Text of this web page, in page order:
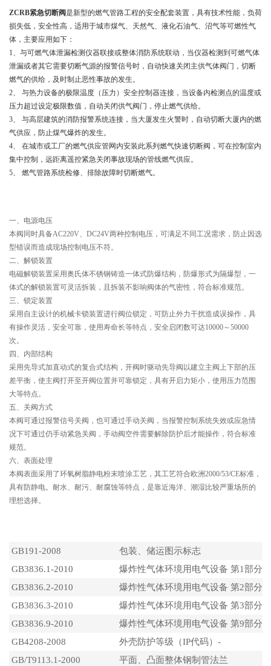
ZCRB紧急切断阀是新型的燃气管路工程的安全配套装置，具有技术性能，负荷
损失低，安全性高，适用于城市煤气、天然气、液化石油气、沼气等可燃性气
体，主要应用如下：
1、与可燃气体泄漏检测仪器联接或整体消防系统联动，当仪器检测到可燃气体
泄漏或者其它需要切断气源的报警信号时，自动快速关闭主供气体阀门，切断
燃气的供给，及时制止恶性事故的发生。
2、 与热力设备的极限温度（压力）安全控制器连接，当设备内检测点的温度或
压力超过设定极限数值，自动关闭供气阀门，停止燃气供给。
3、 与高层建筑的消防报警系统连接，当大厦发生火警时，自动切断大厦内的燃
气供应，防止煤气爆炸的发生。
4、 在城市或工厂的燃气供应管网内安装此系列燃气快速切断阀，可在控制室内
集中控制，远距离遥控紧急关闭事故现场的管线燃气供应。
5、 燃气管路系统检修、排除故障时切断燃气。
一、电源电压
本阀同时具备AC220V、DC24V两种控制电压，可满足不同工况需求，防止因选
型错误而造成现场控制电压不符。
二、解锁装置
电磁解锁装置采用奥氏体不锈钢铸造一体式防爆结构，防爆形式为隔爆型，一
体式的解锁装置可灵活拆装，且拆装不影响阀体的气密性，符合标准规范。
三、锁定装置
采用自主设计的机械卡锁装置进行阀位锁定，可防止外力干扰造成误操作，具
有操作灵活，安全可靠，使用寿命长等特点，安全启闭数可达10000～50000
次。
四、内部结构
采用先导式加直动式的复合式结构，开阀时驱动先导阀以建立主阀上下部的压
差平衡，使主阀打开至开阀位置并可靠锁定，具有开启力矩小，使用压力范围
大等特点。
五、关阀方式
本阀可通过报警信号关阀，也可通过手动关阀，当报警控制系统失效或应急情
况下可通过仍手动紧急关阀，手动阀空件需要解除防护后才能操作，符合标准
规范。
六、表面处理
本阀表面采用了环氧树脂静电粉末喷涂工艺，其工艺符合欧洲2000/53/CE标准，
具有防静电。耐水、耐污、耐腐蚀等特点，是靠近海洋、潮湿比较严重场所的
理想选择。
GB191-2008
包装、储运图示标志
GB3836.1-2010
爆炸性气体环境用电气设备 第1部分
GB3836.2-2010
爆炸性气体环境用电气设备 第2部分
GB3836.3-2010
爆炸性气体环境用电气设备 第3部分
GB3836.9-2010
爆炸性气体环境用电气设备 第9部分
GB4208-2008
外壳防护等级（IP代码）-
GB/T9113.1-2000
平面、凸面整体钢制管法兰